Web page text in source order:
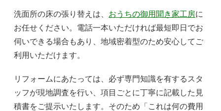
洗面所の床の張り替えは、 おうちの御用聞き家工房に
お任せください。電話一本いただければ最短即日でお
伺いできる場合もあり、地域密着型のため安心してご
利用いただけます。
リフォームにあたっては、必ず専門知識を有するスタ
ッフが現地調査を行い、項目ごとに丁寧に記載した見
積書をご提示いたします。そのため「これは何の費用